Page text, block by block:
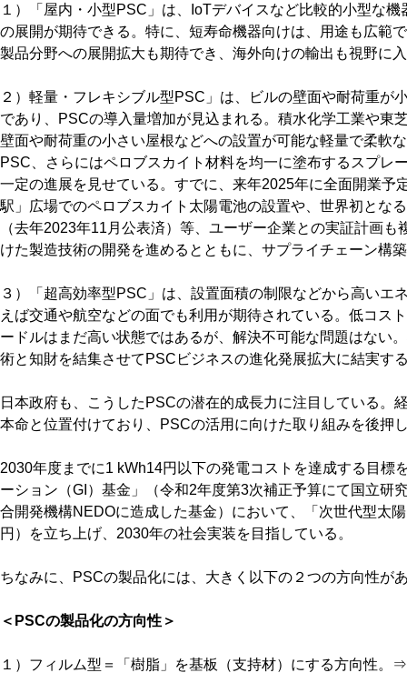
１）「屋内・小型PSC」は、IoTデバイスなど比較的小型な
の展開が期待できる。特に、短寿命機器向けは、用途も広範
製品分野への展開拡大も期待でき、海外向けの輸出も視野に
２）軽量・フレキシブル型PSC」は、ビルの壁面や耐荷重が
であり、PSCの導入量増加が見込まれる。積水化学工業や東
壁面や耐荷重の小さい屋根などへの設置が可能な軽量で柔軟
PSC、さらにはペロブスカイト材料を均一に塗布するスプレ
一定の進展を見せている。すでに、来年2025年に全面開業予
駅」広場でのペロブスカイト太陽電池の設置や、世界初とな
（去年2023年11月公表済）等、ユーザー企業との実証計画
けた製造技術の開発を進めるとともに、サプライチェーン構
３）「超高効率型PSC」は、設置面積の制限などから高いエ
えば交通や航空などの面でも利用が期待されている。低コス
ードルはまだ高い状態ではあるが、解決不可能な問題はない
術と知財を結集させてPSCビジネスの進化発展拡大に結実す
日本政府も、こうしたPSCの潜在的成長力に注目している。
本命と位置付けており、PSCの活用に向けた取り組みを後押
2030年度までに1 kWh14円以下の発電コストを達成する目標
ーション（GI）基金」（令和2年度第3次補正予算にて国立研
合開発機構NEDOに造成した基金）において、「次世代型太
円）を立ち上げ、2030年の社会実装を目指している。
ちなみに、PSCの製品化には、大きく以下の２つの方向性が
＜PSCの製品化の方向性＞
１）フィルム型＝「樹脂」を基板（支持材）にする方向性。